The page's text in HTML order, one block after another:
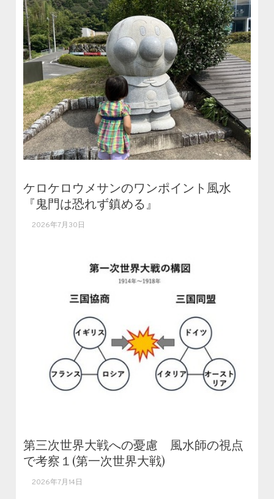
ケロケロウメサンのワンポイント風水
『鬼門は恐れず鎮める』
2026年7月30日
第三次世界大戦への憂慮 風水師の視点
で考察１(第一次世界大戦)
2026年7月14日